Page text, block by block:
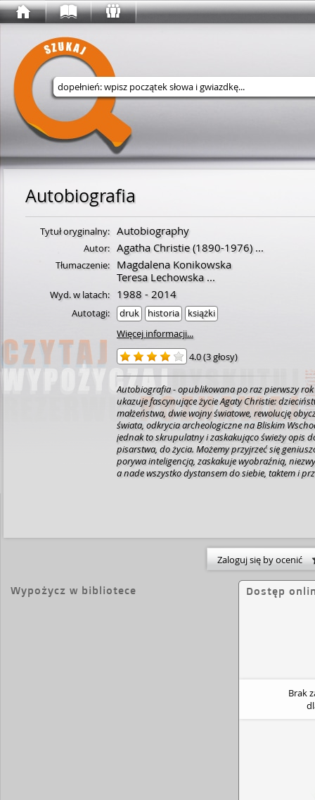
Wyszukaj w serwisie
Autobiografia
Tytuł oryginalny: Autobiography
Autor: Agatha Christie(1890-1976)...
Tłumaczenie:
Magdalena Konikowska
Teresa Lechowska...
Wyd. w latach: 1988 - 2014
Autotagi: druk historia
książki
Więcej informacji...
4.0(3 głosy)
Autobiografia - opublikowana po raz pierwszy
ukazuje fascynujące życie Agaty Christie:
małżeństwa, dwie wojny światowe, rewolucję
świata, odkrycia archeologiczne na Bliskim
jednak to skrupulatny i zaskakująco świeży opis
pisarstwa, do życia. Możemy przyjrzeć się
porywa inteligencją, zaskakuje wyobraźnią,
a nade wszystko dystansem do siebie, taktem i
Zaloguj się by ocenić
Wypożycz w bibliotece Dostęp
Brak